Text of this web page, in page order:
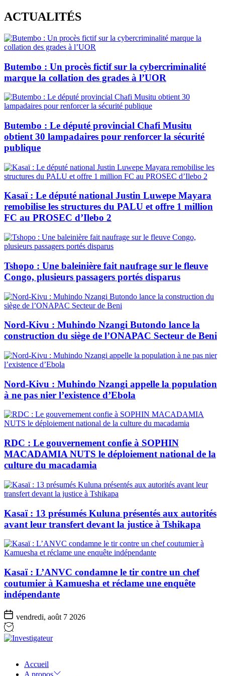
Skip
to
content
ACTUALITÉS
Butembo : Un procès fictif sur la cybercriminalité
marque la collation des grades à l’UOR
Butembo : Le député provincial Chafi Musitu
obtient 30 lampadaires pour renforcer la sécurité
publique
Kasaï : Le député national Justin Luwepe Mayara
remobilise les structures du PALU et offre 1 million
FC au PROSEC d’Ilebo 2
Tshopo : Une baleinière fait naufrage sur le fleuve
Congo, plusieurs passagers portés disparus
Nord-Kivu : Muhindo Nzangi Butondo lance la
construction du siège de l’ONAPAC Secteur de Beni
Nord-Kivu : Muhindo Nzangi appelle la population
à ne pas nier l’existence d’Ebola
RDC : Le gouvernement confie à SOPHIN
MACADAMIA NUTS le déploiement national de la
culture du macadamia
Kasaï : 13 présumés Kuluna présentés aux autorités
avant leur transfert devant la justice à Tshikapa
Kasaï : L’ANVC condamne le tir contre un chef
coutumier à Kamuesha et réclame une enquête
indépendante
vendredi, août 7 2026
Accueil
A propos